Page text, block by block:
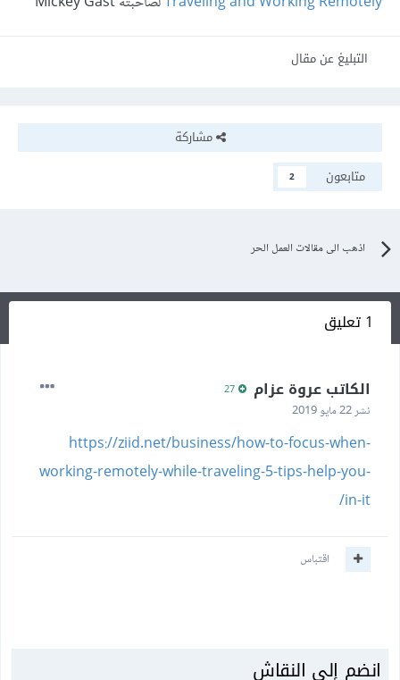
التبليغ عن مقال
مشاركة
متابعون
2
اذهب الى مقالات العمل الحر
1 تعليق
الكاتب عروة عزام
نشر22 مايو 2019
https://ziid.net/business/how-to-focus-when-
working-remotely-while-traveling-5-tips-help-you-
in-it/
اقتباس
انضم إلى النقاش